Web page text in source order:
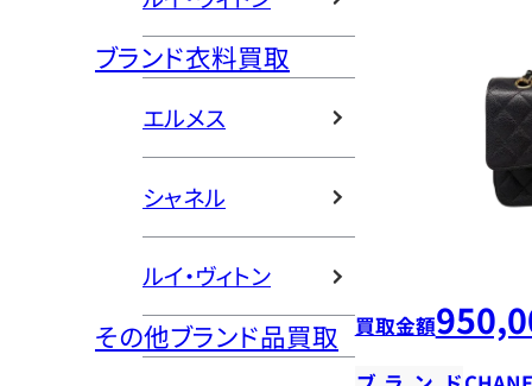
ブランド衣料買取
エルメス
シャネル
ルイ・ヴィトン
その他ブランド品買取 買取金額